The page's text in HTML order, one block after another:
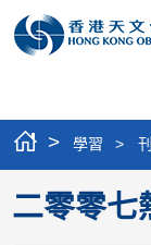
> 學習 >
二零零七